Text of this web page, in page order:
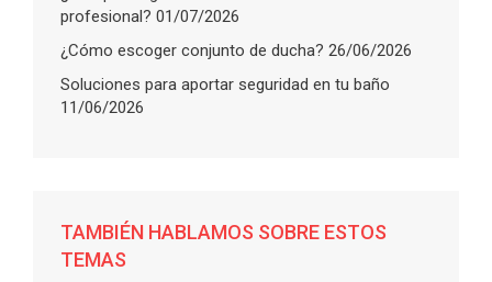
profesional? 01/07/2026
¿Cómo escoger conjunto de ducha? 26/06/2026
Soluciones para aportar seguridad en tu baño
11/06/2026
TAMBIÉN HABLAMOS SOBRE ESTOS
TEMAS